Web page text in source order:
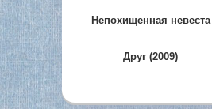
Непохищенная невеста
Друг (2009)